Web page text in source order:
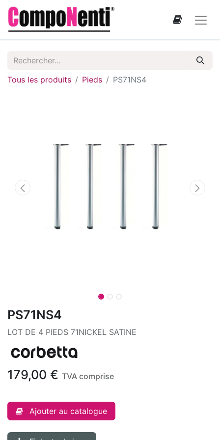
Tous les produits Pieds PS71NS4
PS71NS4
LOT DE 4 PIEDS 71NICKEL SATINE
179,00 € TVA comprise
Ajouter au catalogue